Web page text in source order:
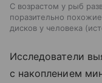
С возрастом у рыб
поразительно
дисков у человека
Исследователи
с накоплением